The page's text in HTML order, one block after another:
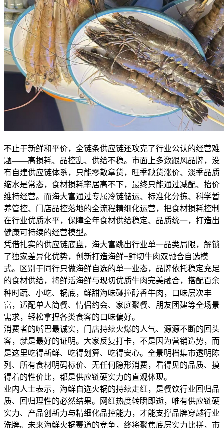
不止于新鲜和平价，全链条供应链还攻克了行业公认的经营难
题——高损耗、品控乱、供给不稳。市面上多数跟风品牌，没
有自建供应链体系，只能零散拿货，旺季缺货涨价、淡季品质
缩水是常态，食材损耗率居高不下，最终只能通过减配、抬价
维持经营。而海大富通过专属冷链储运、标准化分拣、科学暂
养管控、门店品控落地的全流程精细化运营，把食材损耗控制
在行业优质水平，保障全年食材供给稳定、品质统一，打造出
健康可持续的经营模型。
凭借扎实的供应链底盘，海大富跳出行业单一品类局限，解锁
了独家差异化优势，创新打造海鲜+鲜切牛肉双融合自选模
式。区别于同行只做海鲜自选的单一业态，品牌依托稳定充足
的食材供给，将鲜活海鲜与现切优质牛肉完美融合，搭配百余
种时蔬、小吃、锅底，鲜甜海味碰撞醇香牛肉，口味层次丰
富，适配单人简餐、情侣约会、家庭聚餐、朋友团建等全场景
需求，轻松拿捏各类食客的口味偏好。
消费者的嘴巴最诚实，门店持续火爆的人气、源源不断的回头
客，就是最好的证明。大家反复打卡，不是因为营销造势，而
是这里吃得新鲜、吃得划算、吃得安心。全景明档集市透明陈
列、所有食材明码标价、无任何隐形消费，看得见的品质、摸
得着的性价比，都是供应链硬实力的直观体现。
业内人士表示，海鲜自选火锅的持续走红，是餐饮行业回归品
质、回归理性的必然结果。网红热度转瞬即逝，唯有供应链硬
实力、产品创新力与精细化品控能力，才能支撑品牌穿越行业
洗牌。未来海鲜火锅赛道的竞争，终将聚焦底层实力比拼，市